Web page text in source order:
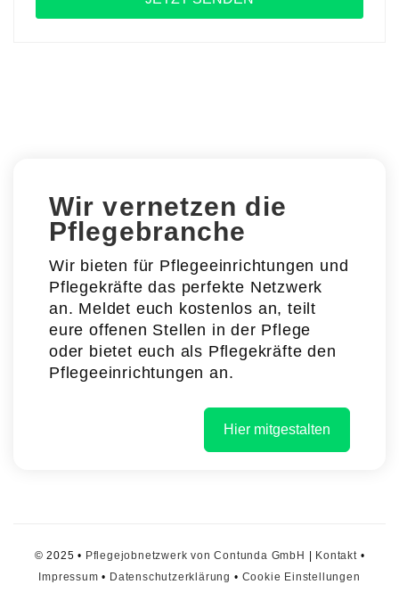
Wir vernetzen die
Pflegebranche
Wir bieten für Pflegeeinrichtungen und
Pflegekräfte das perfekte Netzwerk
an. Meldet euch kostenlos an, teilt
eure offenen Stellen in der Pflege
oder bietet euch als Pflegekräfte den
Pflegeeinrichtungen an.
Hier mitgestalten
© 2025 • Pflegejobnetzwerk von Contunda GmbH Kontakt•
Impressum • Datenschutzerklärung • Cookie Einstellungen